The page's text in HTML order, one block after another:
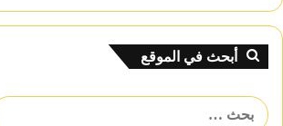
أبحث في الموقع